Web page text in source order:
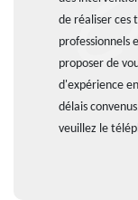
de réaliser ces
professionnels
proposer de
d'expérience
délais
veuillez le